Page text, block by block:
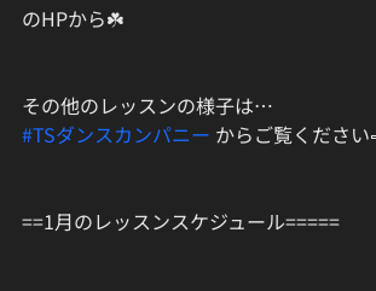
のHPから☘️
その他のレッスンの様子は…
#TSダンスカンパニー からご覧ください
==1月のレッスンスケジュール=====